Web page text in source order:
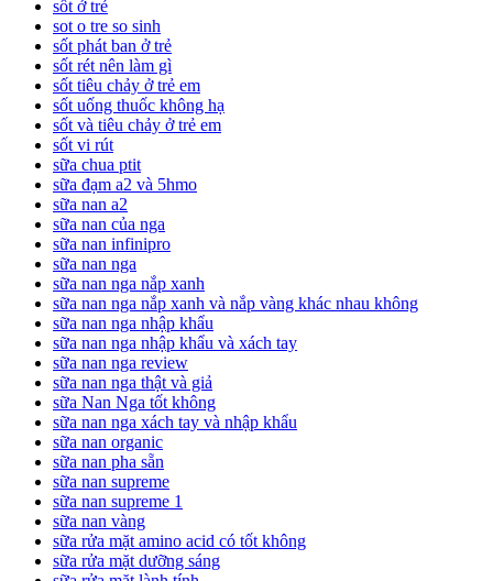
sốt ở trẻ
sot o tre so sinh
sốt phát ban ở trẻ
sốt rét nên làm gì
sốt tiêu chảy ở trẻ em
sốt uống thuốc không hạ
sốt và tiêu chảy ở trẻ em
sốt vi rút
sữa chua ptit
sữa đạm a2 và 5hmo
sữa nan a2
sữa nan của nga
sữa nan infinipro
sữa nan nga
sữa nan nga nắp xanh
sữa nan nga nắp xanh và nắp vàng khác nhau không
sữa nan nga nhập khẩu
sữa nan nga nhập khẩu và xách tay
sữa nan nga review
sữa nan nga thật và giả
sữa Nan Nga tốt không
sữa nan nga xách tay và nhập khẩu
sữa nan organic
sữa nan pha sẵn
sữa nan supreme
sữa nan supreme 1
sữa nan vàng
sữa rửa mặt amino acid có tốt không
sữa rửa mặt dưỡng sáng